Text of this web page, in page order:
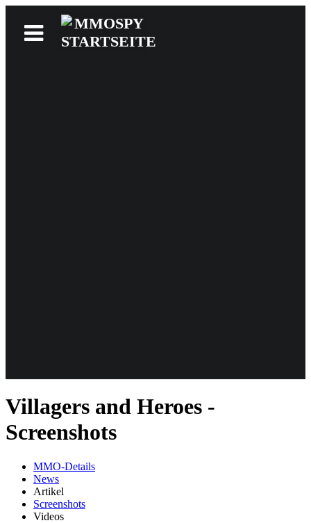
Villagers and Heroes -
Screenshots
MMO-Details
News
Artikel
Screenshots
Videos